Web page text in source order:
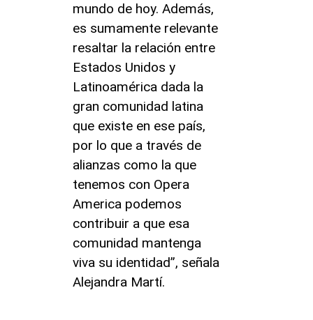
mundo de hoy. Además,
es sumamente relevante
resaltar la relación entre
Estados Unidos y
Latinoamérica dada la
gran comunidad latina
que existe en ese país,
por lo que a través de
alianzas como la que
tenemos con Opera
America podemos
contribuir a que esa
comunidad mantenga
viva su identidad”, señala
Alejandra Martí.